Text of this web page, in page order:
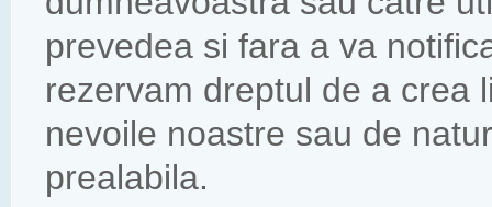
prevedea si fara a va
rezervam dreptul de a crea
nevoile noastre sau de
prealabila.